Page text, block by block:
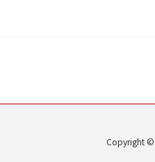
Copyright ©